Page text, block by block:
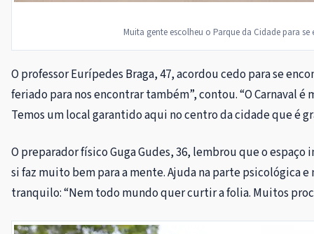
Muita gente escolheu o Parque da Cidade para
O professor Eurípedes Braga, 47, acordou cedo para se
feriado para nos encontrar também”, contou. “O Carnaval
Temos um local garantido aqui no centro da cidade que é
O preparador físico Guga Gudes, 36, lembrou que o
si faz muito bem para a mente. Ajuda na parte psicológica
tranquilo: “Nem todo mundo quer curtir a folia. Muitos